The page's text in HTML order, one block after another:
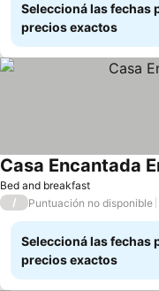
Seleccioná las fechas
precios exactos
Bed and breakfast
Casa Encantada
/ Puntuación no disponible
Seleccioná las fechas
precios exactos